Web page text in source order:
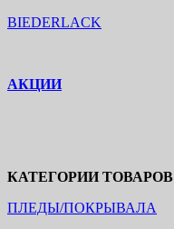
BIEDERLACK
АКЦИИ
КАТЕГОРИИ ТОВАРОВ
ПЛЕДЫ/ПОКРЫВАЛА